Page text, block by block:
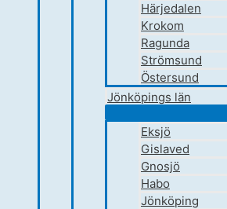
Härjedalen
Krokom
Ragunda
Strömsund
Östersund
Jönköpings län
Eksjö
Gislaved
Gnosjö
Habo
Jönköping